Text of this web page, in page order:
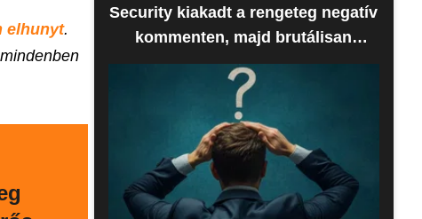
elhunyt.
Security kiakadt a rengeteg negatív
kommenten, majd brutálisan
beszóltak neki